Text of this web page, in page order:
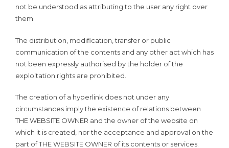
not be understood as attributing to the user any right over
them.
The distribution, modification, transfer or public
communication of the contents and any other act which has
not been expressly authorised by the holder of the
exploitation rights are prohibited.
The creation of a hyperlink does not under any
circumstances imply the existence of relations between
THE WEBSITE OWNER and the owner of the website on
which it is created, nor the acceptance and approval on the
part of THE WEBSITE OWNER of its contents or services.